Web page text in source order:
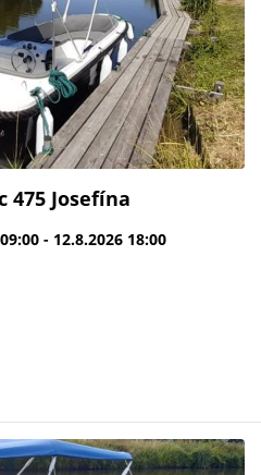
475 Josefína
- 12.8.2026 18:00